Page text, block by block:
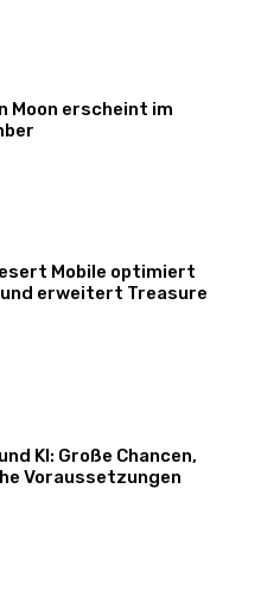
Moon erscheint im
Mobile optimiert
erweitert Treasure
KI: Große Chancen,
Voraussetzungen